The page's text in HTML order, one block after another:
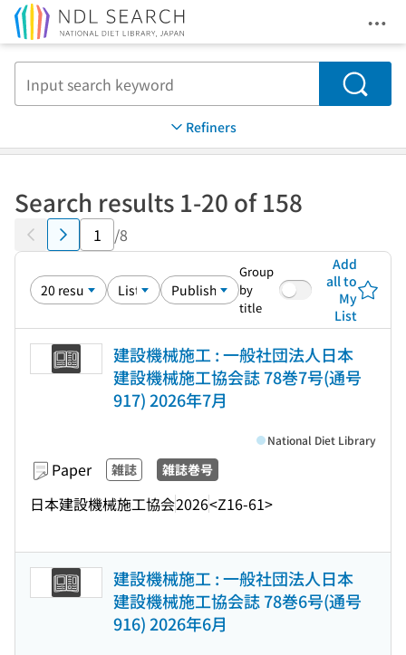
Search
Refiners
Search results 1-20 of 158
/8
Group
by
title
Add
all to
My
List
建設機械施工 : 一般社団法人日本
建設機械施工協会誌 78巻7号(通号
917) 2026年7月
Paper 雑誌 雑誌巻号
日本建設機械施工協会2026<Z16-61>
National Diet Library
建設機械施工 : 一般社団法人日本
建設機械施工協会誌 78巻6号(通号
916) 2026年6月